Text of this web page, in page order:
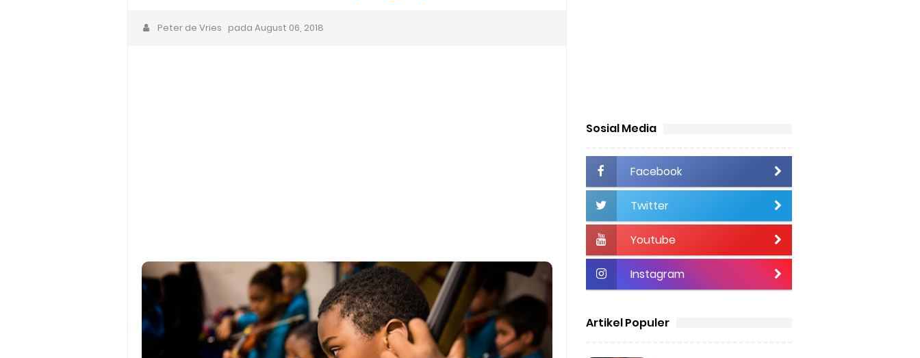
Fenomena Lulusan Musik yang Buru-Buru Bikin Brand Kursus Tanpa Filosofi
Bagaimana Saya Memahami Filsafat Pendidikan Untuk Membangun Fundamen Filosofi Fisella®
Filsafat Pendidikan dan Aplikasinya dalam Pendidikan Musik: Epistemologi, Ontologi, dan Aksiologi
Peter de Vries pada August 06, 2018
Sosial Media
Facebook
Twitter
Youtube
Instagram
Artikel Populer